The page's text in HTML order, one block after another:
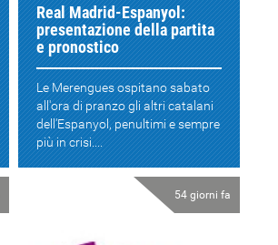
Real Madrid-Espanyol:
presentazione della partita
e pronostico
Le Merengues ospitano sabato
all'ora di pranzo gli altri catalani
dell'Espanyol, penultimi e sempre
più in crisi....
54 giorni fa